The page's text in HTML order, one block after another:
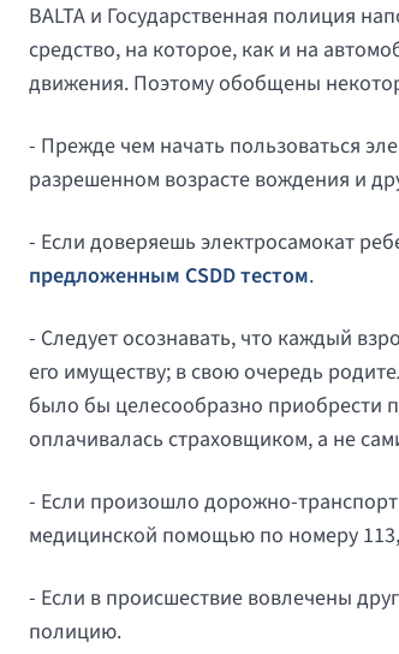
BALTA и Государственная полиция
средство, на которое, как и на
движения. Поэтому обобщены
- Прежде чем начать пользоваться
разрешенном возрасте вождения и
- Если доверяешь электросамокат
предложенным CSDD тестом.
- Следует осознавать, что каждый
его имуществу; в свою очередь
было бы целесообразно приобрести
оплачивалась страховщиком, а не
- Если произошло дорожно-
медицинской помощью по номеру
- Если в происшествие вовлечены
полицию.